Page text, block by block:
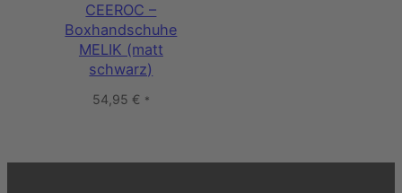
CEEROC –
Boxhandschuhe
MELIK (matt
schwarz)
54,95 € *